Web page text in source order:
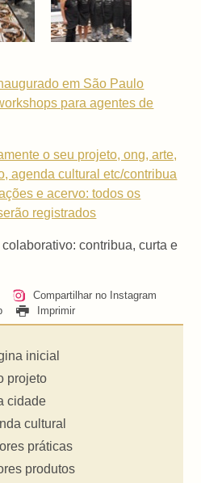
em São Paulo
para agentes de
o seu projeto, ong, arte,
agenda cultural etc/contribua
e acervo: todos os
registrados
contribua, curta e
Compartilhar no Instagram
Imprimir
inicial
projeto
cidade
cultural
práticas
produtos